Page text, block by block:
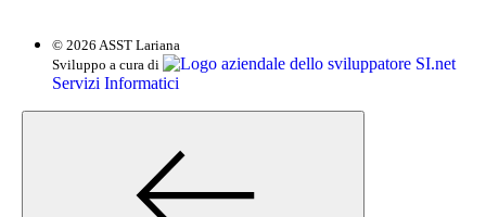
© 2026 ASST Lariana
Sviluppo a cura di
SI.net
Servizi Informatici